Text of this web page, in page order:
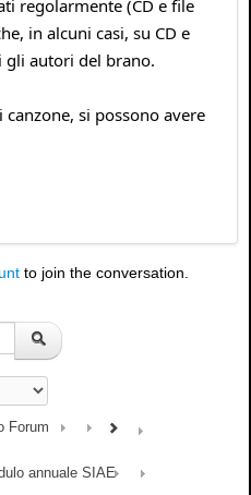
regolarmente (CD e file
in alcuni casi, su CD e
gli autori del brano.
si possono avere
to join the conversation.
Forum
annuale SIAE